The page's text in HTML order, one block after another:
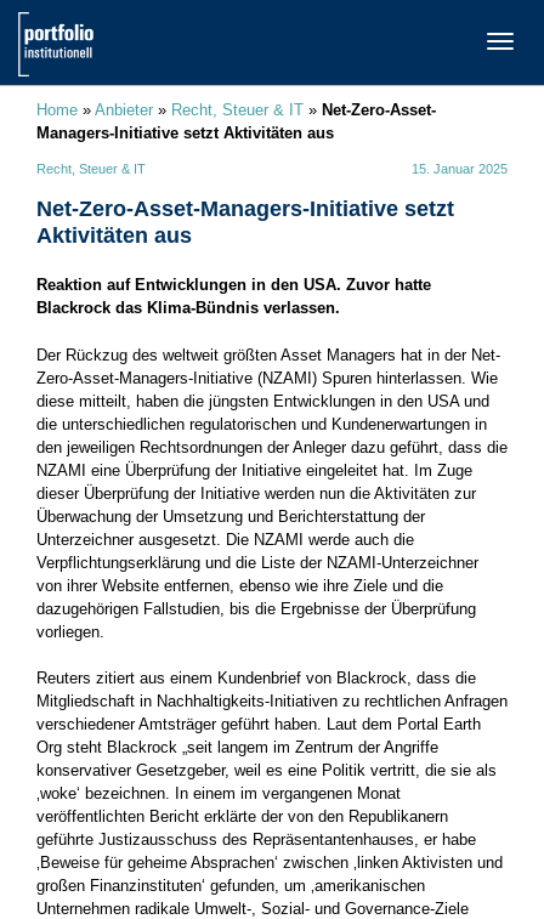
Home » Anbieter » Recht, Steuer & IT » Net-Zero-Asset-
Managers-Initiative setzt Aktivitäten aus
Recht, Steuer & IT 15. Januar 2025
Net-Zero-Asset-Managers-Initiative setzt
Aktivitäten aus
Reaktion auf Entwicklungen in den USA. Zuvor hatte
Blackrock das Klima-Bündnis verlassen.
Der Rückzug des weltweit größten Asset Managers hat in der Net-
Zero-Asset-Managers-Initiative (NZAMI) Spuren hinterlassen. Wie
diese mitteilt, haben die jüngsten Entwicklungen in den USA und
die unterschiedlichen regulatorischen und Kundenerwartungen in
den jeweiligen Rechtsordnungen der Anleger dazu geführt, dass die
NZAMI eine Überprüfung der Initiative eingeleitet hat. Im Zuge
dieser Überprüfung der Initiative werden nun die Aktivitäten zur
Überwachung der Umsetzung und Berichterstattung der
Unterzeichner ausgesetzt. Die NZAMI werde auch die
Verpflichtungserklärung und die Liste der NZAMI-Unterzeichner
von ihrer Website entfernen, ebenso wie ihre Ziele und die
dazugehörigen Fallstudien, bis die Ergebnisse der Überprüfung
vorliegen.
Reuters zitiert aus einem Kundenbrief von Blackrock, dass die
Mitgliedschaft in Nachhaltigkeits-Initiativen zu rechtlichen Anfragen
verschiedener Amtsträger geführt haben. Laut dem Portal Earth
Org steht Blackrock „seit langem im Zentrum der Angriffe
konservativer Gesetzgeber, weil es eine Politik vertritt, die sie als
‚woke‘ bezeichnen. In einem im vergangenen Monat
veröffentlichten Bericht erklärte der von den Republikanern
geführte Justizausschuss des Repräsentantenhauses, er habe
‚Beweise für geheime Absprachen‘ zwischen ‚linken Aktivisten und
großen Finanzinstituten‘ gefunden, um ‚amerikanischen
Unternehmen radikale Umwelt-, Sozial- und Governance-Ziele